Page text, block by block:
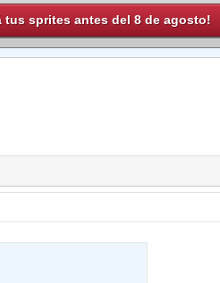
tus sprites antes del 8 de agosto!